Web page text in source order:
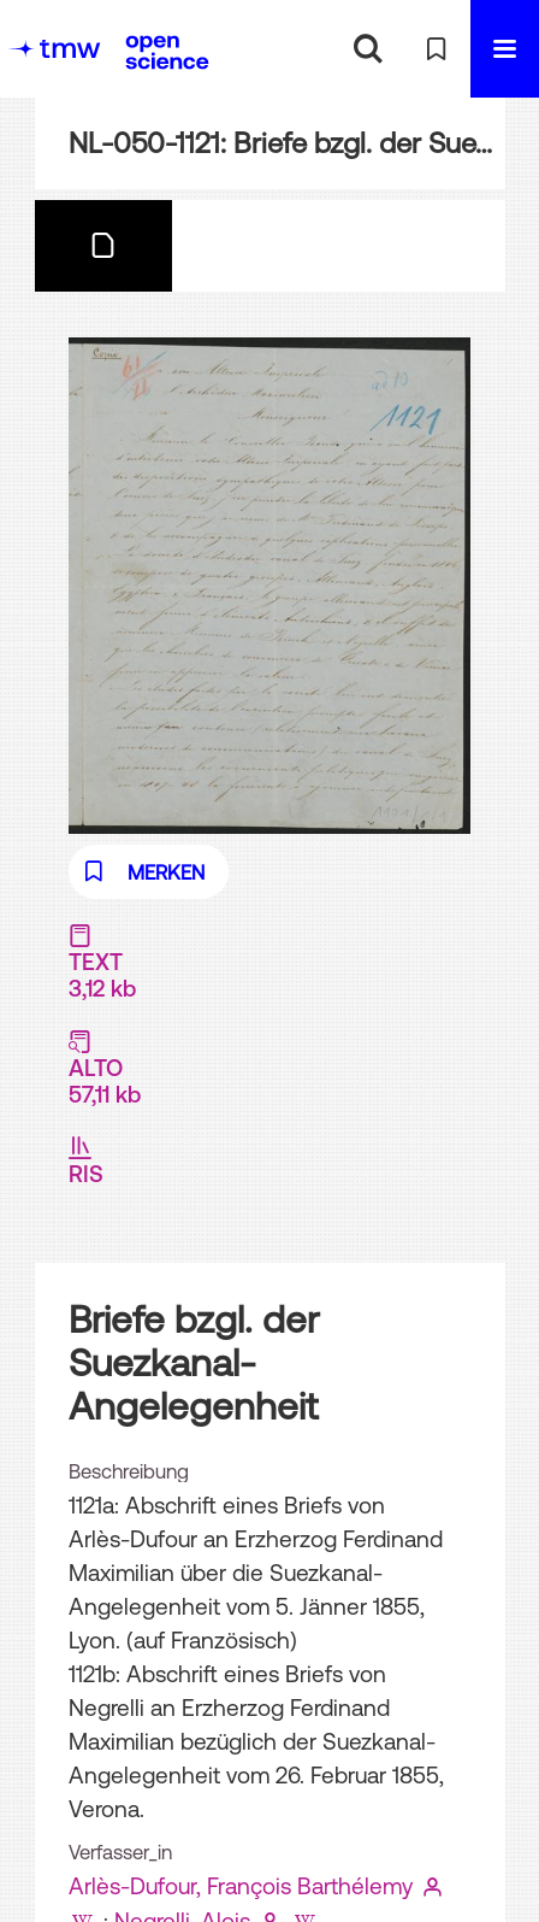
NL-050-1121: Briefe bzgl. der Suezkanal-Angelegenheit
MERKEN
TEXT
3,12 kb
ALTO
57,11 kb
RIS
Briefe bzgl. der
Suezkanal-
Angelegenheit
Beschreibung
1121a: Abschrift eines Briefs von
Arlès-Dufour an Erzherzog Ferdinand
Maximilian über die Suezkanal-
Angelegenheit vom 5. Jänner 1855,
Lyon. (auf Französisch)
1121b: Abschrift eines Briefs von
Negrelli an Erzherzog Ferdinand
Maximilian bezüglich der Suezkanal-
Angelegenheit vom 26. Februar 1855,
Verona.
Verfasser_in
Arlès-Dufour, François Barthélemy